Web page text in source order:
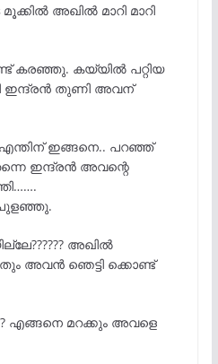
അഖിൽ മാറി മാറി
കരഞ്ഞു. കയ്യിൽ പറ്റിയ
ഇന്ദ്രൻ തുണി അവന്
ഇങ്ങനെ.. പറഞ്ഞ്
ഇന്ദ്രൻ അവന്റെ
അഖിൽ
അവൻ ഞെട്ടി ക്കൊണ്ട്
എങ്ങനെ മറക്കും അവളെ